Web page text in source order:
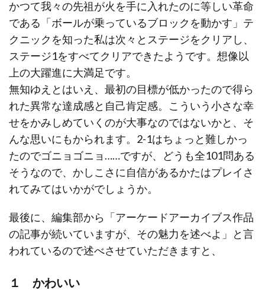
かつて我々の先祖が火を手に入れたのに等しい革命
である「ボールが乗っているブロックを動かす」テ
クニックを知った私は次々とステージをクリアし、
ステージ1をすべてクリアできたようです。想像以
上の大躍進に大満足です。
無知ゆえとはいえ、最初の目標が低かったので得ら
れた異常な達成感と自己肯定感。こういう小さな幸
せをかみしめていくのが大事なのではないかと、そ
んな思いにもかられます。2-1はちょっと難しかっ
たのでゴニョゴニョ……ですが、どうも全101問ある
そうなので、かしこさに自信があるかたはプレイさ
れてみてはいかがでしょうか。
最後に、編集部から「アーケードアーカイブス作品
の記事が続いていますが、その魅力を述べよ」と言
われているので述べさせていただきますと、
１ かわいい